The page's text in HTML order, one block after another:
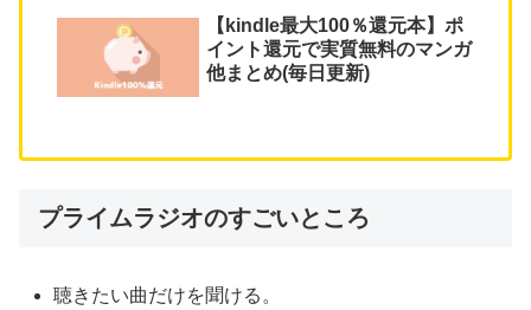
【kindle最大100％還元本】ポ
イント還元で実質無料のマンガ
他まとめ(毎日更新)
プライムラジオのすごいところ
聴きたい曲だけを聞ける。